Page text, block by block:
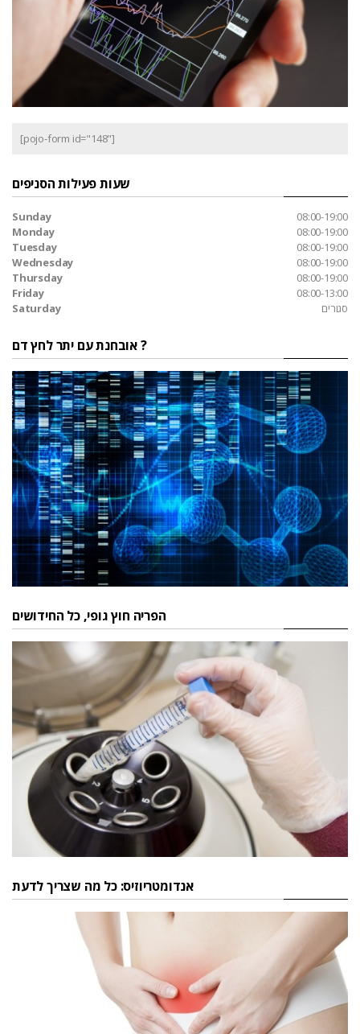
[pojo-form id="148"]
שעות פעילות הסניפים
Sunday
08:00-19:00
Monday
08:00-19:00
Tuesday
08:00-19:00
Wednesday
08:00-19:00
Thursday
08:00-19:00
Friday
08:00-13:00
Saturday
סגורים
אובחנת עם יתר לחץ דם ?
הפריה חוץ גופי, כל החידושים
אנדומטריוזיס: כל מה שצריך לדעת